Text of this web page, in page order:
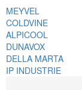
MEYVEL
COLDVINE
ALPICOOL
DUNAVOX
DELLA MARTA
IP INDUSTRIE